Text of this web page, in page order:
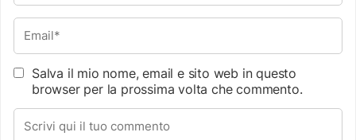
Salva il mio nome, email e sito web in questo
browser per la prossima volta che commento.